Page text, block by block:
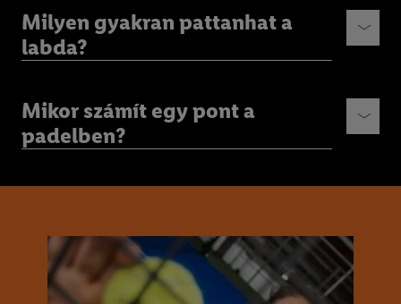
Milyen gyakran pattanhat a
labda?
Mikor számít egy pont a
padelben?